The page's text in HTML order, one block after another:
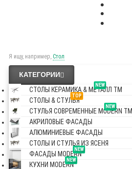
Я ищу, например, Стол
КАТЕГОРИИ
NEW
СТОЛЫ КЕРАМИКА & МЕТАЛЛ TM
TOP
СТОЛЫ & СТУЛЬЯ
NEW
СТУЛЬЯ СОВРЕМЕННЫЕ MODERN TM
АКРИЛОВЫЕ ФАСАДЫ
АЛЮМИНИЕВЫЕ ФАСАДЫ
СТОЛЫ И СТУЛЬЯ ИЗ ЯСЕНЯ
NEW
ФАСАДЫ MODERN
NEW
КУХНИ MODERN